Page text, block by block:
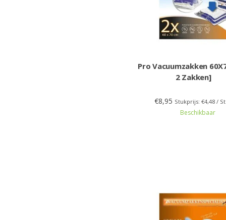
Pro Vacuumzakken
2 Zakken]
€8,95 Stukprijs: €4,48 /
Beschikbaar